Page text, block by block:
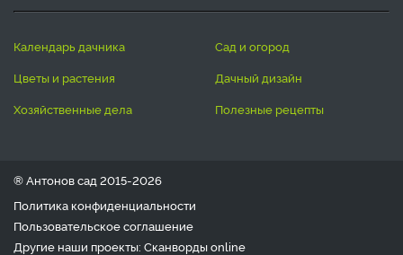
календарь дачника
сад и огород
цветы и растения
дачный дизайн
хозяйственные дела
полезные рецепты
® Антонов сад 2015-2026
Политика конфиденциальности
Пользовательское соглашение
Другие наши проекты: Сканвордыonline